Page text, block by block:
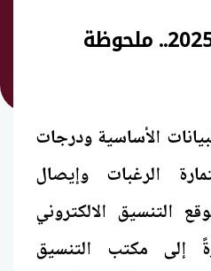
تنسيق الجامعات 2025.. ملحوظة
الأساسية ودرجات
الرغبات وإيصال
التنسيق الالكتروني
إلى مكتب التنسيق